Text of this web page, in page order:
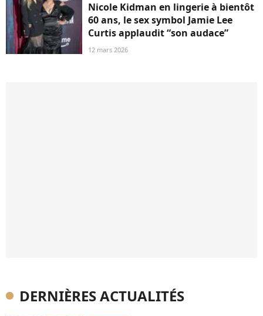
Nicole Kidman en lingerie à bientôt
60 ans, le sex symbol Jamie Lee
Curtis applaudit “son audace”
12 mars 2026
DERNIÈRES ACTUALITÉS